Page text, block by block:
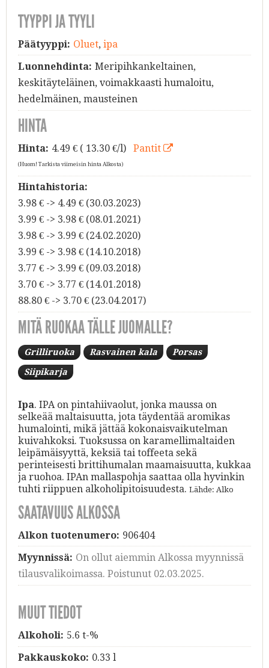
TYYPPI JA TYYLI
Päätyyppi: Oluet, ipa
Luonnehdinta: Meripihkankeltainen,
keskitäyteläinen, voimakkaasti humaloitu,
hedelmäinen, mausteinen
HINTA
Hinta: 4.49 € ( 13.30 €/l) Pantit
(Huom! Tarkista viimeisin hinta Alkosta)
Hintahistoria:
3.98 € -> 4.49 € (30.03.2023)
3.99 € -> 3.98 € (08.01.2021)
3.98 € -> 3.99 € (24.02.2020)
3.99 € -> 3.98 € (14.10.2018)
3.77 € -> 3.99 € (09.03.2018)
3.70 € -> 3.77 € (14.01.2018)
88.80 € -> 3.70 € (23.04.2017)
MITÄ RUOKAA TÄLLE JUOMALLE?
Grilliruoka Rasvainen kala Porsas
Siipikarja
Ipa. IPA on pintahiivaolut, jonka maussa on
selkeää maltaisuutta, jota täydentää aromikas
humalointi, mikä jättää kokonaisvaikutelman
kuivahkoksi. Tuoksussa on karamellimaltaiden
leipämäisyyttä, keksiä tai toffeeta sekä
perinteisesti brittihumalan maamaisuutta, kukkaa
ja ruohoa. IPAn mallaspohja saattaa olla hyvinkin
tuhti riippuen alkoholipitoisuudesta. Lähde: Alko
SAATAVUUS ALKOSSA
Alkon tuotenumero: 906404
Myynnissä: On ollut aiemmin Alkossa myynnissä
tilausvalikoimassa. Poistunut 02.03.2025.
MUUT TIEDOT
Alkoholi: 5.6 t-%
Pakkauskoko: 0.33 l